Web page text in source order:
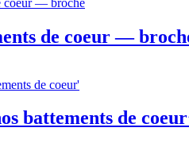
de coeur —
battements de